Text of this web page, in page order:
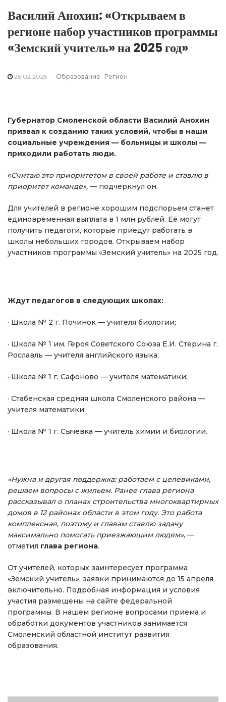
Василий Анохин: «Открываем в
регионе набор участников программы
«Земский учитель» на 2025 год»
26.02.2025 Образование Регион
Губернатор Смоленской области Василий Анохин
призвал к созданию таких условий, чтобы в наши
социальные учреждения — больницы и школы —
приходили работать люди.
«Считаю это приоритетом в своей работе и ставлю в
приоритет команде», — подчеркнул он.
Для учителей в регионе хорошим подспорьем станет
единовременная выплата в 1 млн рублей. Её могут
получить педагоги, которые приедут работать в
школы небольших городов. Открываем набор
участников программы «Земский учитель» на 2025 год.
Ждут педагогов в следующих школах:
· Школа № 2 г. Починок — учителя биологии;
· Школа № 1 им. Героя Советского Союза Е.И. Стерина г.
Рославль — учителя английского языка;
· Школа № 1 г. Сафоново — учителя математики;
· Стабенская средняя школа Смоленского района —
учителя математики;
· Школа № 1 г. Сычевка — учитель химии и биологии.
«Нужна и другая поддержка: работаем с целевиками,
решаем вопросы с жильем. Ранее глава региона
рассказывал о планах строительства многоквартирных
домов в 12 районах области в этом году. Это работа
комплексная, поэтому и главам ставлю задачу
максимально помогать приезжающим людям», —
отметил глава региона.
От учителей, которых заинтересует программа
«Земский учитель», заявки принимаются до 15 апреля
включительно. Подробная информация и условия
участия размещены на сайте федеральной
программы. В нашем регионе вопросами приема и
обработки документов участников занимается
Смоленский областной институт развития
образования.